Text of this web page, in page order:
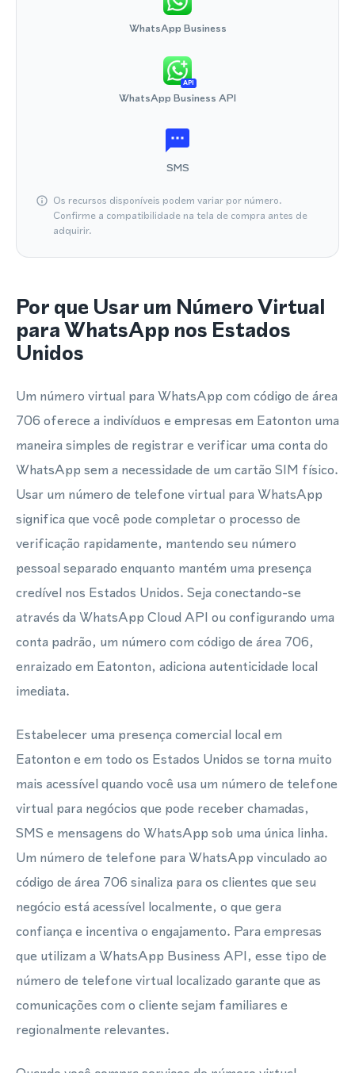
WhatsApp Business
API
WhatsApp Business API
SMS
Os recursos disponíveis podem variar por número.
Confirme a compatibilidade na tela de compra antes de
adquirir.
Por que Usar um Número Virtual
para WhatsApp nos Estados
Unidos
Um número virtual para WhatsApp com código de área
706 oferece a indivíduos e empresas em Eatonton uma
maneira simples de registrar e verificar uma conta do
WhatsApp sem a necessidade de um cartão SIM físico.
Usar um número de telefone virtual para WhatsApp
significa que você pode completar o processo de
verificação rapidamente, mantendo seu número
pessoal separado enquanto mantém uma presença
credível nos Estados Unidos. Seja conectando-se
através da WhatsApp Cloud API ou configurando uma
conta padrão, um número com código de área 706,
enraizado em Eatonton, adiciona autenticidade local
imediata.
Estabelecer uma presença comercial local em
Eatonton e em todo os Estados Unidos se torna muito
mais acessível quando você usa um número de telefone
virtual para negócios que pode receber chamadas,
SMS e mensagens do WhatsApp sob uma única linha.
Um número de telefone para WhatsApp vinculado ao
código de área 706 sinaliza para os clientes que seu
negócio está acessível localmente, o que gera
confiança e incentiva o engajamento. Para empresas
que utilizam a WhatsApp Business API, esse tipo de
número de telefone virtual localizado garante que as
comunicações com o cliente sejam familiares e
regionalmente relevantes.